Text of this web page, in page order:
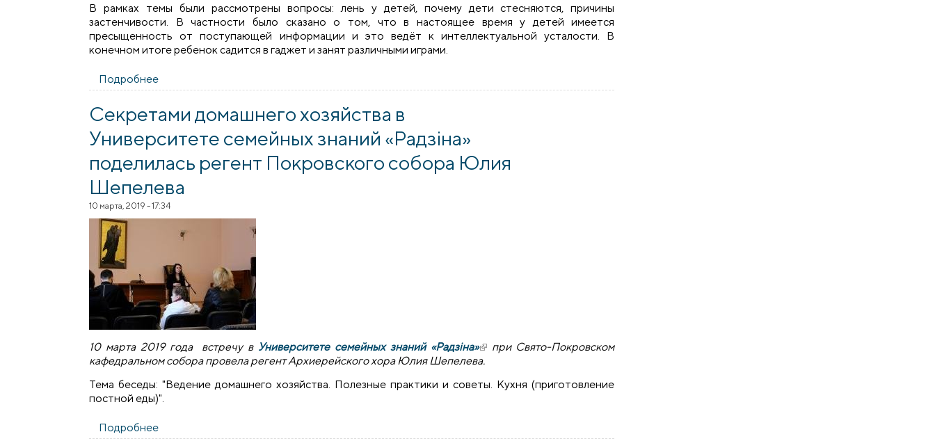
В рамках темы были рассмотрены вопросы: лень у детей, почему дети стесняются, причины
застенчивости. В частности было сказано о том, что в настоящее время у детей имеется
пресыщенность от поступающей информации и это ведёт к интеллектуальной усталости. В
конечном итоге ребенок садится в гаджет и занят различными играми.
Подробнее
Секретами домашнего хозяйства в
Университете семейных знаний «Радзіна»
поделилась регент Покровского собора Юлия
Шепелева
10 марта, 2019 - 17:34
10 марта 2019 года встречу в Университете семейных знаний «Радзіна»(внешняя ссылка)
при Свято-Покровском
кафедральном собора провела регент Архиерейского хора Юлия Шепелева.
Тема беседы: "Ведение домашнего хозяйства. Полезные практики и советы. Кухня (приготовление
постной еды)".
Подробнее